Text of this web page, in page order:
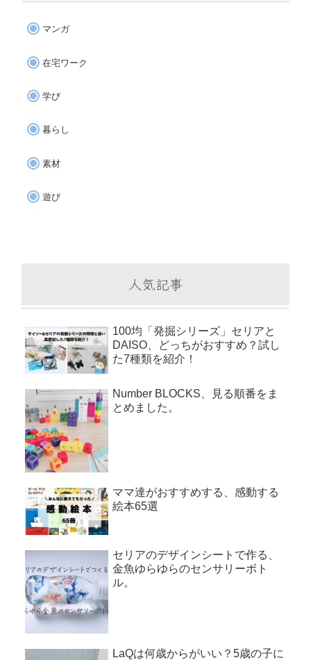
マンガ
在宅ワーク
学び
暮らし
素材
遊び
人気記事
100均「発掘シリーズ」セリアと
DAISO、どっちがおすすめ？試し
た7種類を紹介！
Number BLOCKS、見る順番をま
とめました。
ママ達がおすすめする、感動する
絵本65選
セリアのデザインシートで作る、
金魚ゆらゆらのセンサリーボト
ル。
LaQは何歳からがいい？5歳の子に